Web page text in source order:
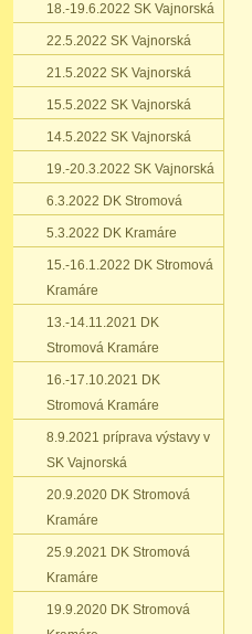
18.-19.6.2022 SK Vajnorská
22.5.2022 SK Vajnorská
21.5.2022 SK Vajnorská
15.5.2022 SK Vajnorská
14.5.2022 SK Vajnorská
19.-20.3.2022 SK Vajnorská
6.3.2022 DK Stromová
5.3.2022 DK Kramáre
15.-16.1.2022 DK Stromová
Kramáre
13.-14.11.2021 DK
Stromová Kramáre
16.-17.10.2021 DK
Stromová Kramáre
8.9.2021 príprava výstavy v
SK Vajnorská
20.9.2020 DK Stromová
Kramáre
25.9.2021 DK Stromová
Kramáre
19.9.2020 DK Stromová